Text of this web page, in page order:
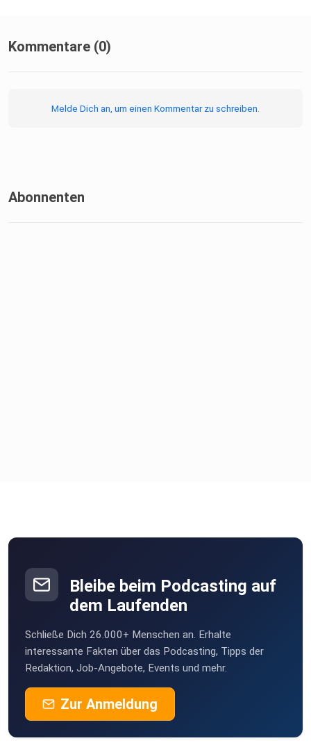
Kommentare (0)
Melde Dich an, um einen Kommentar zu schreiben.
Abonnenten
Bleibe beim Podcasting auf
dem Laufenden
Schließe Dich 26.000+ Menschen an. Erhalte
interessante Fakten über das Podcasting, Tipps der
Redaktion, Job-Angebote, Events und mehr.
Zur Anmeldung